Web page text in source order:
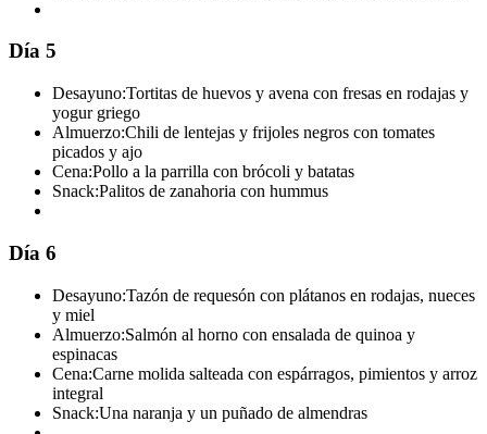
Día 5
Desayuno:Tortitas de huevos y avena con fresas en rodajas y
yogur griego
Almuerzo:Chili de lentejas y frijoles negros con tomates
picados y ajo
Cena:Pollo a la parrilla con brócoli y batatas
Snack:Palitos de zanahoria con hummus
Día 6
Desayuno:Tazón de requesón con plátanos en rodajas, nueces
y miel
Almuerzo:Salmón al horno con ensalada de quinoa y
espinacas
Cena:Carne molida salteada con espárragos, pimientos y arroz
integral
Snack:Una naranja y un puñado de almendras